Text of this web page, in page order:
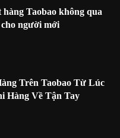
Taobao không qua
người mới
Trên Taobao Từ Lúc
Hàng Về Tận Tay